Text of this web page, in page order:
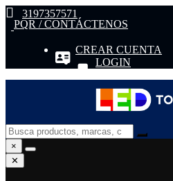
3197357571
PQR / CONTÁCTENOS
CREAR CUENTA
LOGIN
×
✕